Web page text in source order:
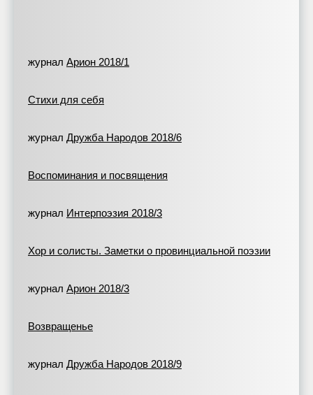
журнал Арион 2018/1
Стихи для себя
журнал Дружба Народов 2018/6
Воспоминания и посвящения
журнал Интерпоэзия 2018/3
Хор и солисты. Заметки о провинциальной поэзии
журнал Арион 2018/3
Возвращенье
журнал Дружба Народов 2018/9